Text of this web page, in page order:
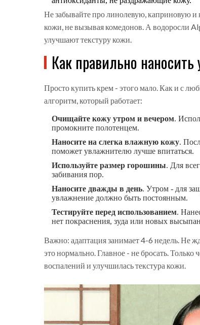
Не забывайте про линолевую, каприновую
кожи, не вызывая комедонов. А водоросли
улучшают текстуру кожи.
Как правильно
Просто купить крем - этого мало. Как и с
алгоритм, который работает:
Очищайте кожу утром и вечером.
промокните полотенцем.
Наносите на слегка влажную кожу.
поможет увлажнителю лучше впитаться.
Используйте размер горошины. Для
забивания пор.
Наносите дважды в день. Утром - для
увлажнение должно быть постоянным.
Тестируйте перед использованием.
нет покраснения, зуда или новых
Важно: адаптация занимает 4-6 недель. Не
это нормально. Главное - не бросать.
воспалений и улучшилась текстура кожи.